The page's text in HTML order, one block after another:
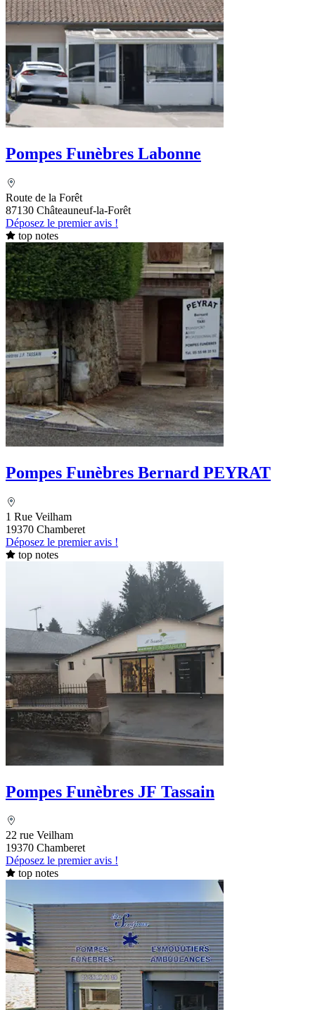
Pompes Funèbres Labonne
Route de la Forêt
87130 Châteauneuf-la-Forêt
Déposez le premier avis !
top notes
Pompes Funèbres Bernard PEYRAT
1 Rue Veilham
19370 Chamberet
Déposez le premier avis !
top notes
Pompes Funèbres JF Tassain
22 rue Veilham
19370 Chamberet
Déposez le premier avis !
top notes